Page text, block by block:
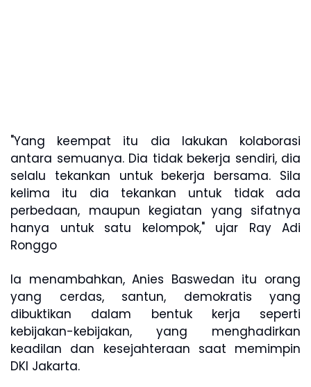
"Yang keempat itu dia lakukan kolaborasi
antara semuanya. Dia tidak bekerja sendiri, dia
selalu tekankan untuk bekerja bersama. Sila
kelima itu dia tekankan untuk tidak ada
perbedaan, maupun kegiatan yang sifatnya
hanya untuk satu kelompok," ujar Ray Adi
Ronggo
Ia menambahkan, Anies Baswedan itu orang
yang cerdas, santun, demokratis yang
dibuktikan dalam bentuk kerja seperti
kebijakan-kebijakan, yang menghadirkan
keadilan dan kesejahteraan saat memimpin
DKI Jakarta.